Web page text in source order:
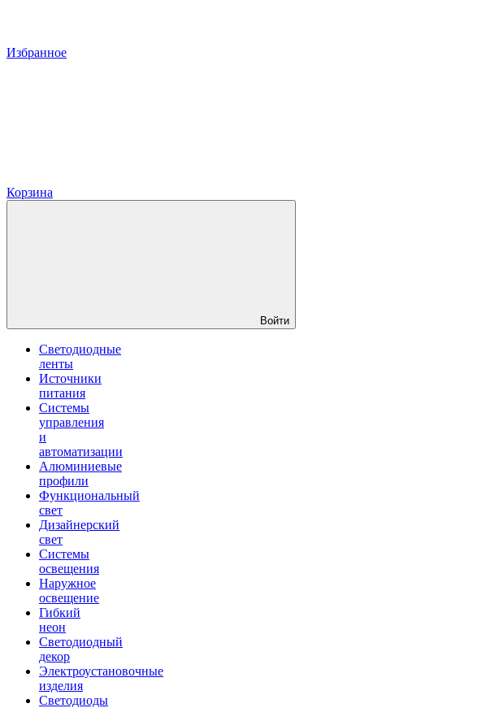
Избранное
Корзина
Войти
Светодиодные
ленты
Источники
питания
Системы
управления
и
автоматизации
Алюминиевые
профили
Функциональный
свет
Дизайнерский
свет
Системы
освещения
Наружное
освещение
Гибкий
неон
Светодиодный
декор
Электроустановочные
изделия
Светодиоды